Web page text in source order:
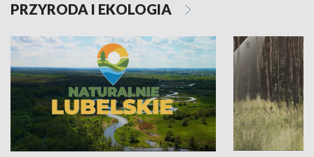
PRZYRODA I EKOLOGIA